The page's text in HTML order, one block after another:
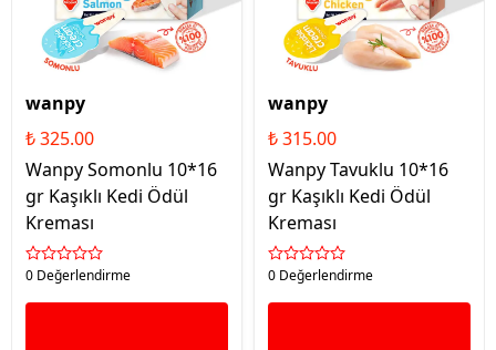
wanpy
₺ 325.00
Wanpy Somonlu 10*16
gr Kaşıklı Kedi Ödül
Kreması
0 Değerlendirme
wanpy
₺ 315.00
Wanpy Tavuklu 10*16
gr Kaşıklı Kedi Ödül
Kreması
0 Değerlendirme